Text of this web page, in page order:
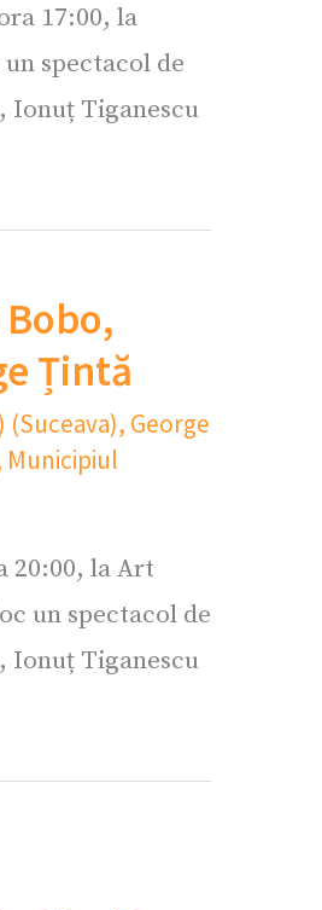
17:00, la
spectacol de
Ionuț Tiganescu
Țintă
(Suceava), George
Municipiul
20:00, la Art
un spectacol de
Ionuț Tiganescu